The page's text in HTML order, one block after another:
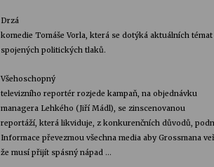
Drzá
komedie Tomáše Vorla, která se dotýká aktuálních
spojených politických tlaků.
Všehoschopný
televizního reportér rozjede kampaň, na objednávku
managera Lehkého (Jiří Mádl), se zinscenovanou
reportáží, která likviduje, z konkurenčních důvodů,
Informace převezmou všechna media aby Grossmana
že musí přijít spásný nápad …